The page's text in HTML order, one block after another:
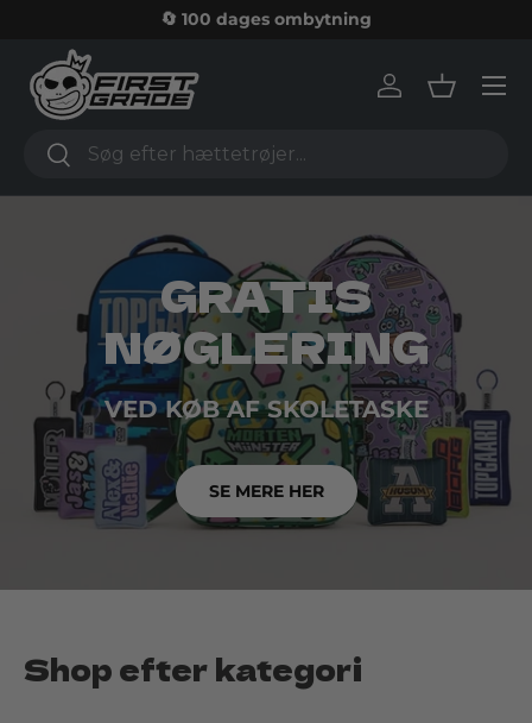
Skip to content
🔄 100 dages ombytning
Search
Search
Log inBasket
GRATIS
NØGLERING
VED KØB AF SKOLETASKE
SE MERE HER
Shop efter kategori